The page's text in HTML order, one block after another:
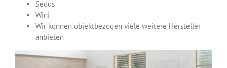
Sedus
Wini
Wir können objektbezogen viele weitere Hersteller
anbieten